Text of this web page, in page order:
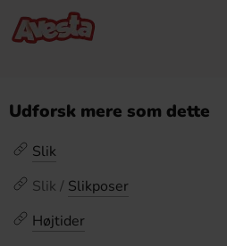
Udforsk mere som dette
Slik
Slik / Slikposer
Højtider